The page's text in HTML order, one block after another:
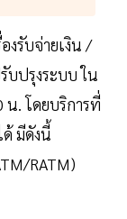
งรับจ่ายเงิน /
บปรุงระบบ ใน
น. โดยบริการที่
มีดังนี้
RATM)